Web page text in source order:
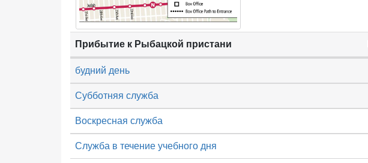
Прибытие к Рыбацкой пристани
Субботняя служба
Воскресная служба
будний день
Служба в течение учебного дня